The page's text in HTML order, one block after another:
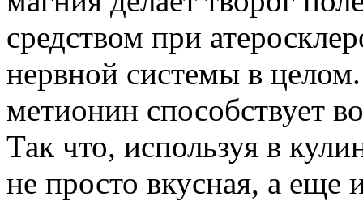
средством при
нервной системы в
метионин способствует
Так что, используя в
не просто вкусная, а еще